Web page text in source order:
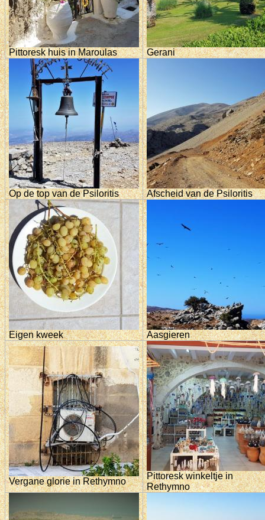
Pittoresk huis in Maroulas Gerani
Op de top van de Psiloritis Afscheid van de Psiloritis
Eigen kweek Aasgieren
Vergane glorie in Rethymno
Pittoresk winkeltje in
Rethymno